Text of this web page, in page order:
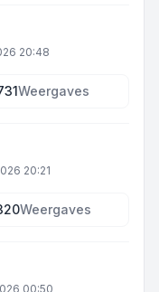
20:48
Weergaves
20:21
Weergaves
00:50